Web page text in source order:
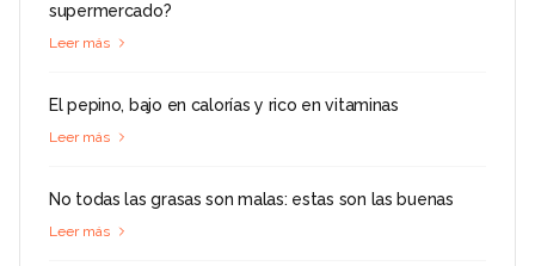
supermercado?
Leer más
El pepino, bajo en calorías y rico en vitaminas
Leer más
No todas las grasas son malas: estas son las buenas
Leer más